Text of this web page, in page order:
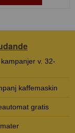
v. 32-
kaffemaskin
gratis